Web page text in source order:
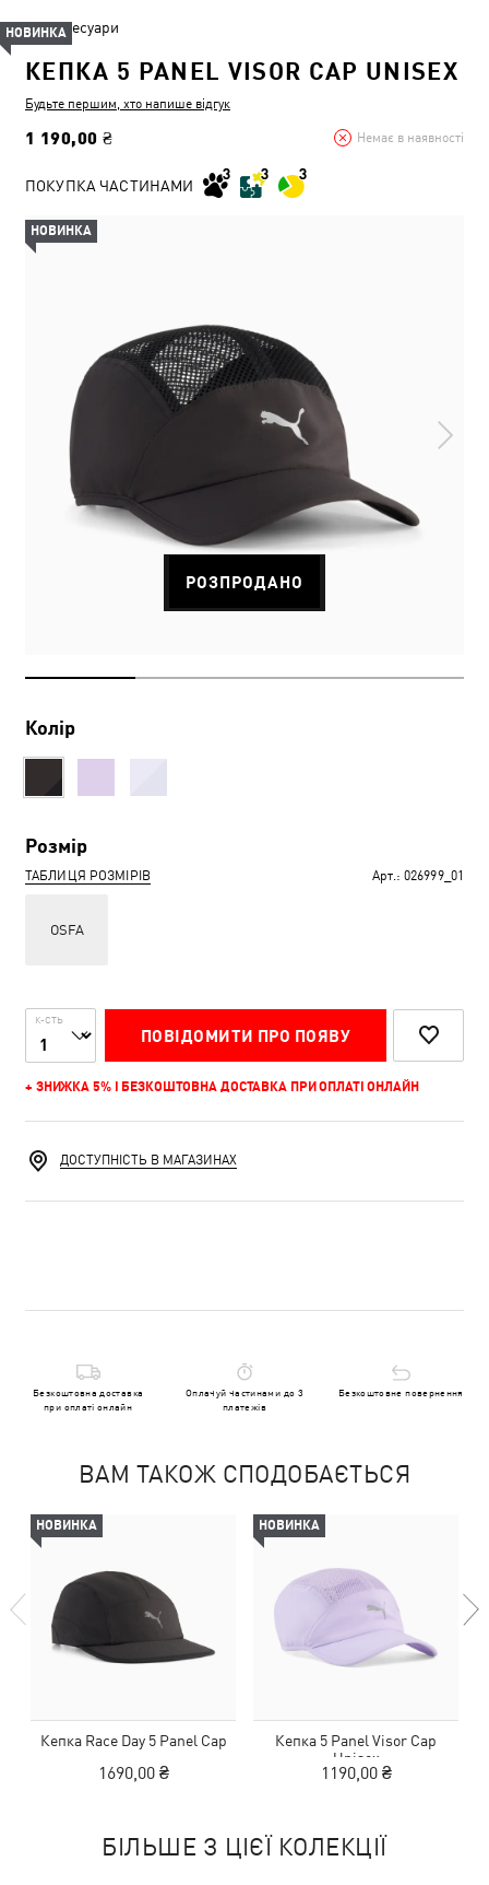
Аксесуари
КЕПКА 5 PANEL VISOR CAP UNISEX
Будьте першим, хто напише відгук
1 190,00 ₴ Немає в наявності
НОВИНКА
ПОКУПКА ЧАСТИНАМИ
РОЗПРОДАНО
Колір
Розмір
ТАБЛИЦЯ РОЗМІРІВ Арт.: 026999_01
OSFA
К-СТЬ
ПОВІДОМИТИ ПРО ПОЯВУ
+ ЗНИЖКА 5% І БЕЗКОШТОВНА ДОСТАВКА ПРИ ОПЛАТІ ОНЛАЙН
НОВИНКА
ДОСТУПНІСТЬ В МАГАЗИНАХ
Безкоштовна доставка
при оплаті онлайн
Оплачуй частинами до 3
платежів
Безкоштовне повернення
ВАМ ТАКОЖ СПОДОБАЄТЬСЯ
НОВИНКА
Кепка Race Day 5 Panel Cap
1690,00 ₴
НОВИНКА
Кепка 5 Panel Visor Cap
Unisex
1190,00 ₴
БІЛЬШЕ З ЦІЄЇ КОЛЕКЦІЇ